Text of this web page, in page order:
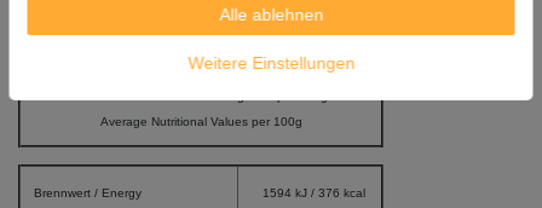
Versandgewicht: 1.260g
Average Nutritional Values per 100g
Brennwert / Energy 1594 kJ / 376 kcal
Alle ablehnen
Weitere Einstellungen